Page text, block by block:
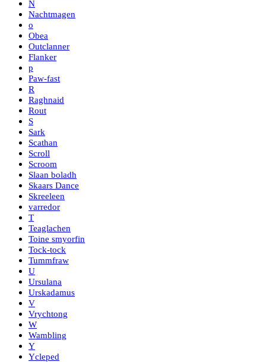
N
Nachtmagen
o
Obea
Outclanner
Flanker
p
Paw-fast
R
Raghnaid
Rout
S
Sark
Scathan
Scroll
Scroom
Slaan boladh
Skaars Dance
Skreeleen
varredor
T
Teaglachen
Toine smyorfin
Tock-tock
Tummfraw
U
Ursulana
Urskadamus
V
Vrychtong
W
Wambling
Y
Ycleped